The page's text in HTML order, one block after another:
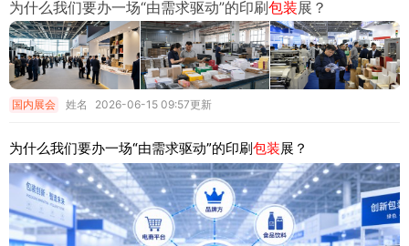
为什么我们要办一场“由需求驱动”的印刷包装展？
国内展会 姓名 2026-06-15 09:57更新
为什么我们要办一场“由需求驱动”的印刷包装展？